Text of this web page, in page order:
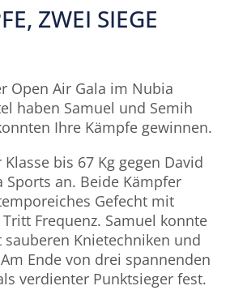
ZWEI SIEGE
Open Air Gala im Nubia
haben Samuel und Semih
Ihre Kämpfe gewinnen.
bis 67 Kg gegen David
an. Beide Kämpfer
Gefecht mit
Frequenz. Samuel konnte
Knietechniken und
Ende von drei spannenden
verdienter Punktsieger fest.